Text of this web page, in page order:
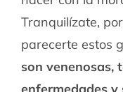
Tranquilízate,
parecerte estos
son venenosas,